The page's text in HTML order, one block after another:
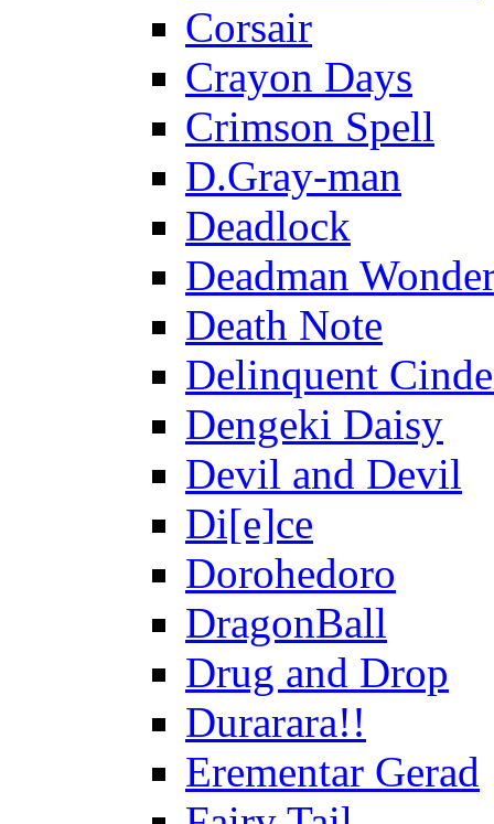
Corsair
Crayon Days
Crimson Spell
D.Gray-man
Deadlock
Deadman
Death Note
Delinquent
Dengeki Daisy
Devil and Devil
Di[e]ce
Dorohedoro
DragonBall
Drug and Drop
Durarara!!
Erementar Gerad